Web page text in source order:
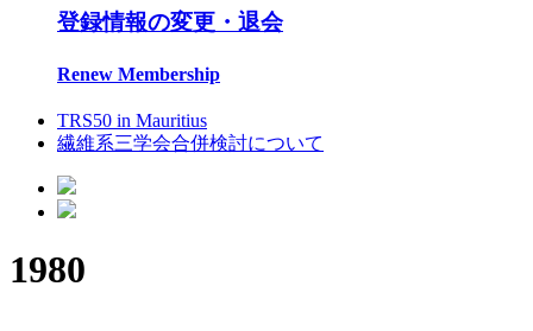
登録情報の変更・退会
Renew Membership
TRS50 in Mauritius
繊維系三学会合併検討について
1980